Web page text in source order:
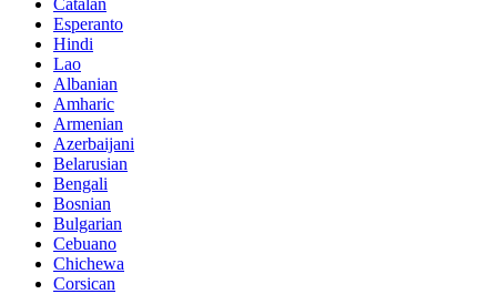
Catalan
Esperanto
Hindi
Lao
Albanian
Amharic
Armenian
Azerbaijani
Belarusian
Bengali
Bosnian
Bulgarian
Cebuano
Chichewa
Corsican